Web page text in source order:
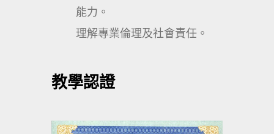
能力。
理解專業倫理及社會責任。
教學認證